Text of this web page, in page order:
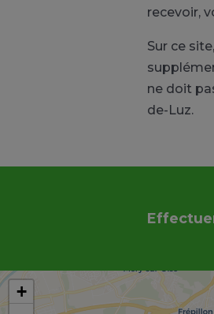
recevoir,
Sur ce
ne doit
de-Luz.
+